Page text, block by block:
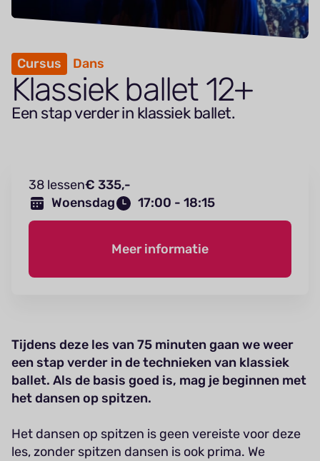
Cursus Dans
Klassiek ballet 12+
Een stap verder in klassiek ballet.
38 lessen€ 335,-
Woensdag
17:00 - 18:15
Meer informatie
Tijdens deze les van 75 minuten gaan we weer
een stap verder in de technieken van klassiek
ballet. Als de basis goed is, mag je beginnen met
het dansen op spitzen.
Het dansen op spitzen is geen vereiste voor deze
les, zonder spitzen dansen is ook prima. We